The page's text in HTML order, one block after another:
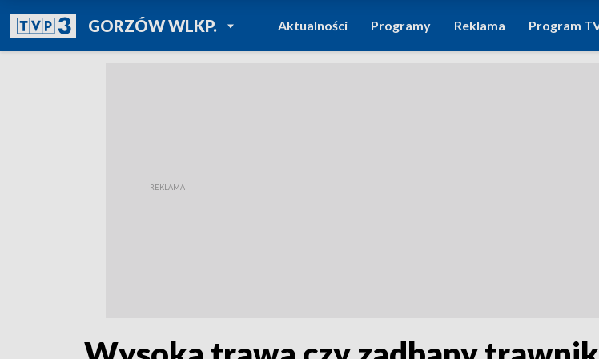
GORZÓW WLKP.POWRÓT DO
TVP REGIONY
Aktualności Programy Reklama Program